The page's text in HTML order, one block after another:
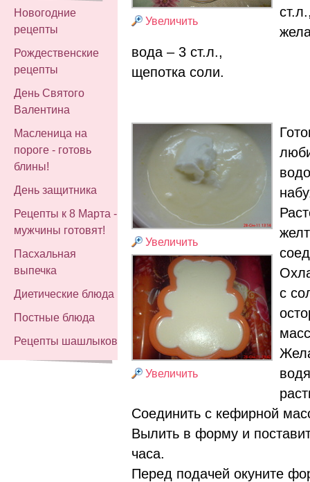
Новогодние
рецепты
Рождественские
рецепты
День Святого
Валентина
Масленица на
пороге - готовь
блины!
День защитника
Рецепты к 8 Марта -
мужчины готовят!
Пасхальная
выпечка
Диетические блюда
Постные блюда
Рецепты шашлыков
Увеличить
вода – 3 ст.л.,
щепотка соли.
Увеличить
Увеличить
с
Соединить с кефирной
Вылить в форму и
часа.
Перед подачей окуните